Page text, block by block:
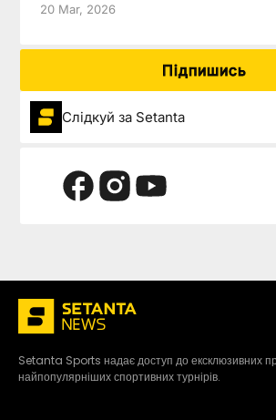
20 Mar, 2026
Підпишись
Слідкуй за Setanta
Setanta Sports надає доступ до ексклюзивних
найпопулярніших спортивних турнірів.